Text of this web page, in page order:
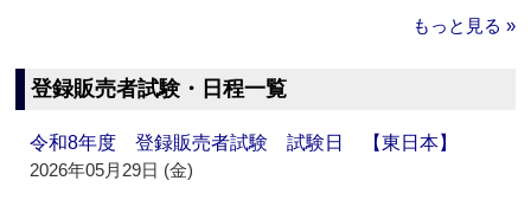
もっと見る »
登録販売者試験・日程一覧
令和8年度 登録販売者試験 試験日 【東日本】
2026年05月29日 (金)